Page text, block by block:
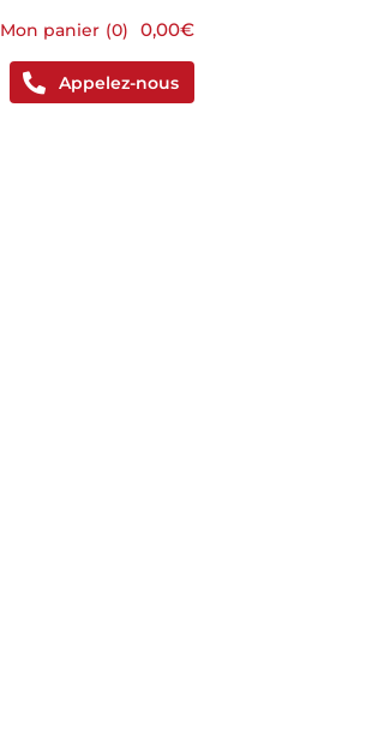
Mon panier (0) 0,00€
Appelez-nous